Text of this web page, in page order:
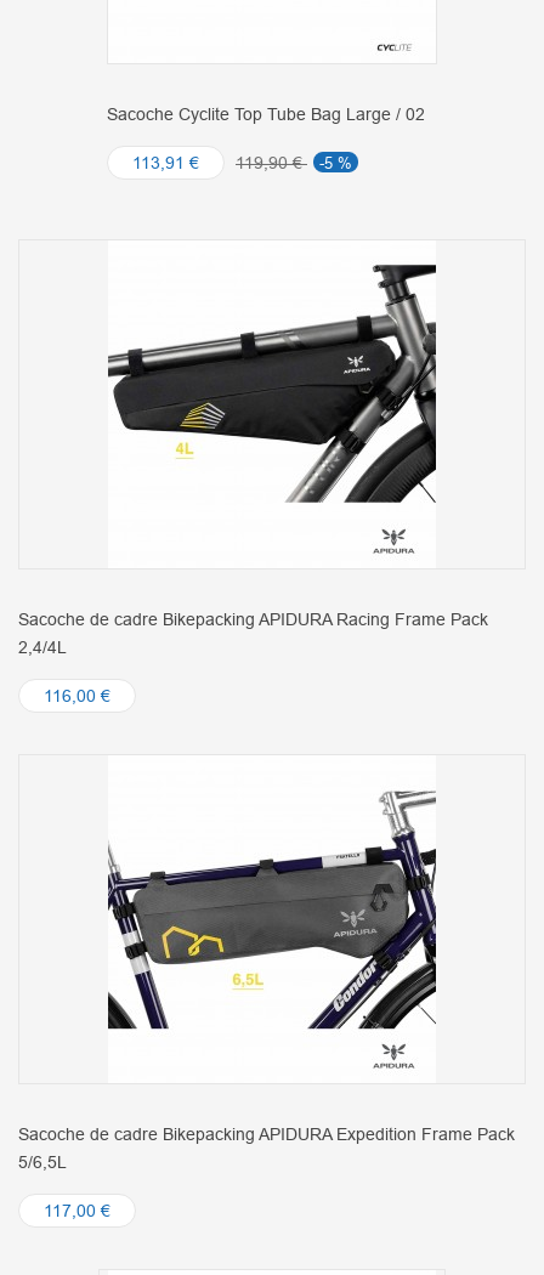
Sacoche Cyclite Top Tube Bag Large / 02
113,91 € 119,90 € -5 %
Sacoche de cadre Bikepacking APIDURA Racing Frame Pack
2,4/4L
116,00 €
Sacoche de cadre Bikepacking APIDURA Expedition Frame Pack
5/6,5L
117,00 €